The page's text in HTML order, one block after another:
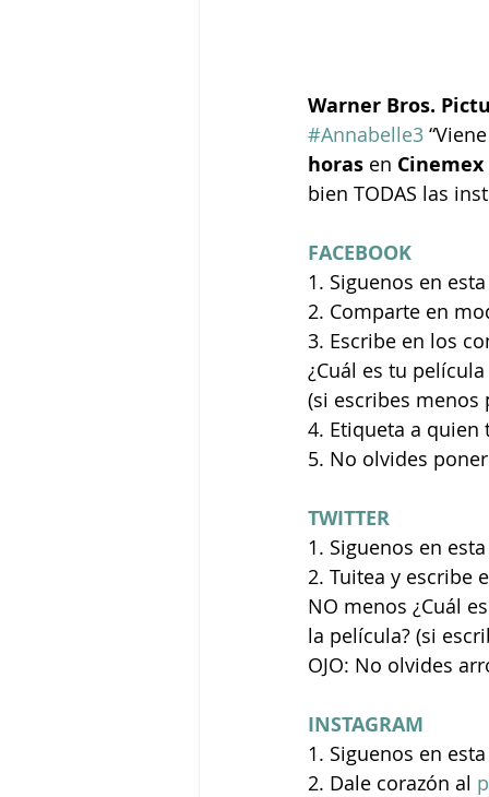
Warner Bros.
#Annabelle3
horas en Cinemex
bien TODAS las
FACEBOOK
1. Siguenos en
2. Comparte en
3. Escribe en los
¿Cuál es tu
(si escribes menos
4. Etiqueta a
5. No olvides
TWITTER
1. Siguenos en
2. Tuitea y escribe
NO menos ¿Cuál
la película? (si
OJO: No olvides
INSTAGRAM
1. Siguenos en
2. Dale corazón al